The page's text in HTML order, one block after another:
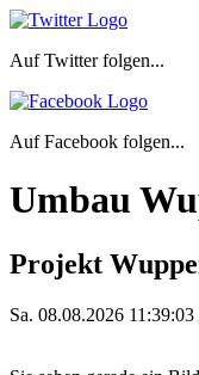
Auf Twitter folgen...
Auf Facebook folgen...
Umbau
Projekt
Sa. 08.08.2026 11:39:03